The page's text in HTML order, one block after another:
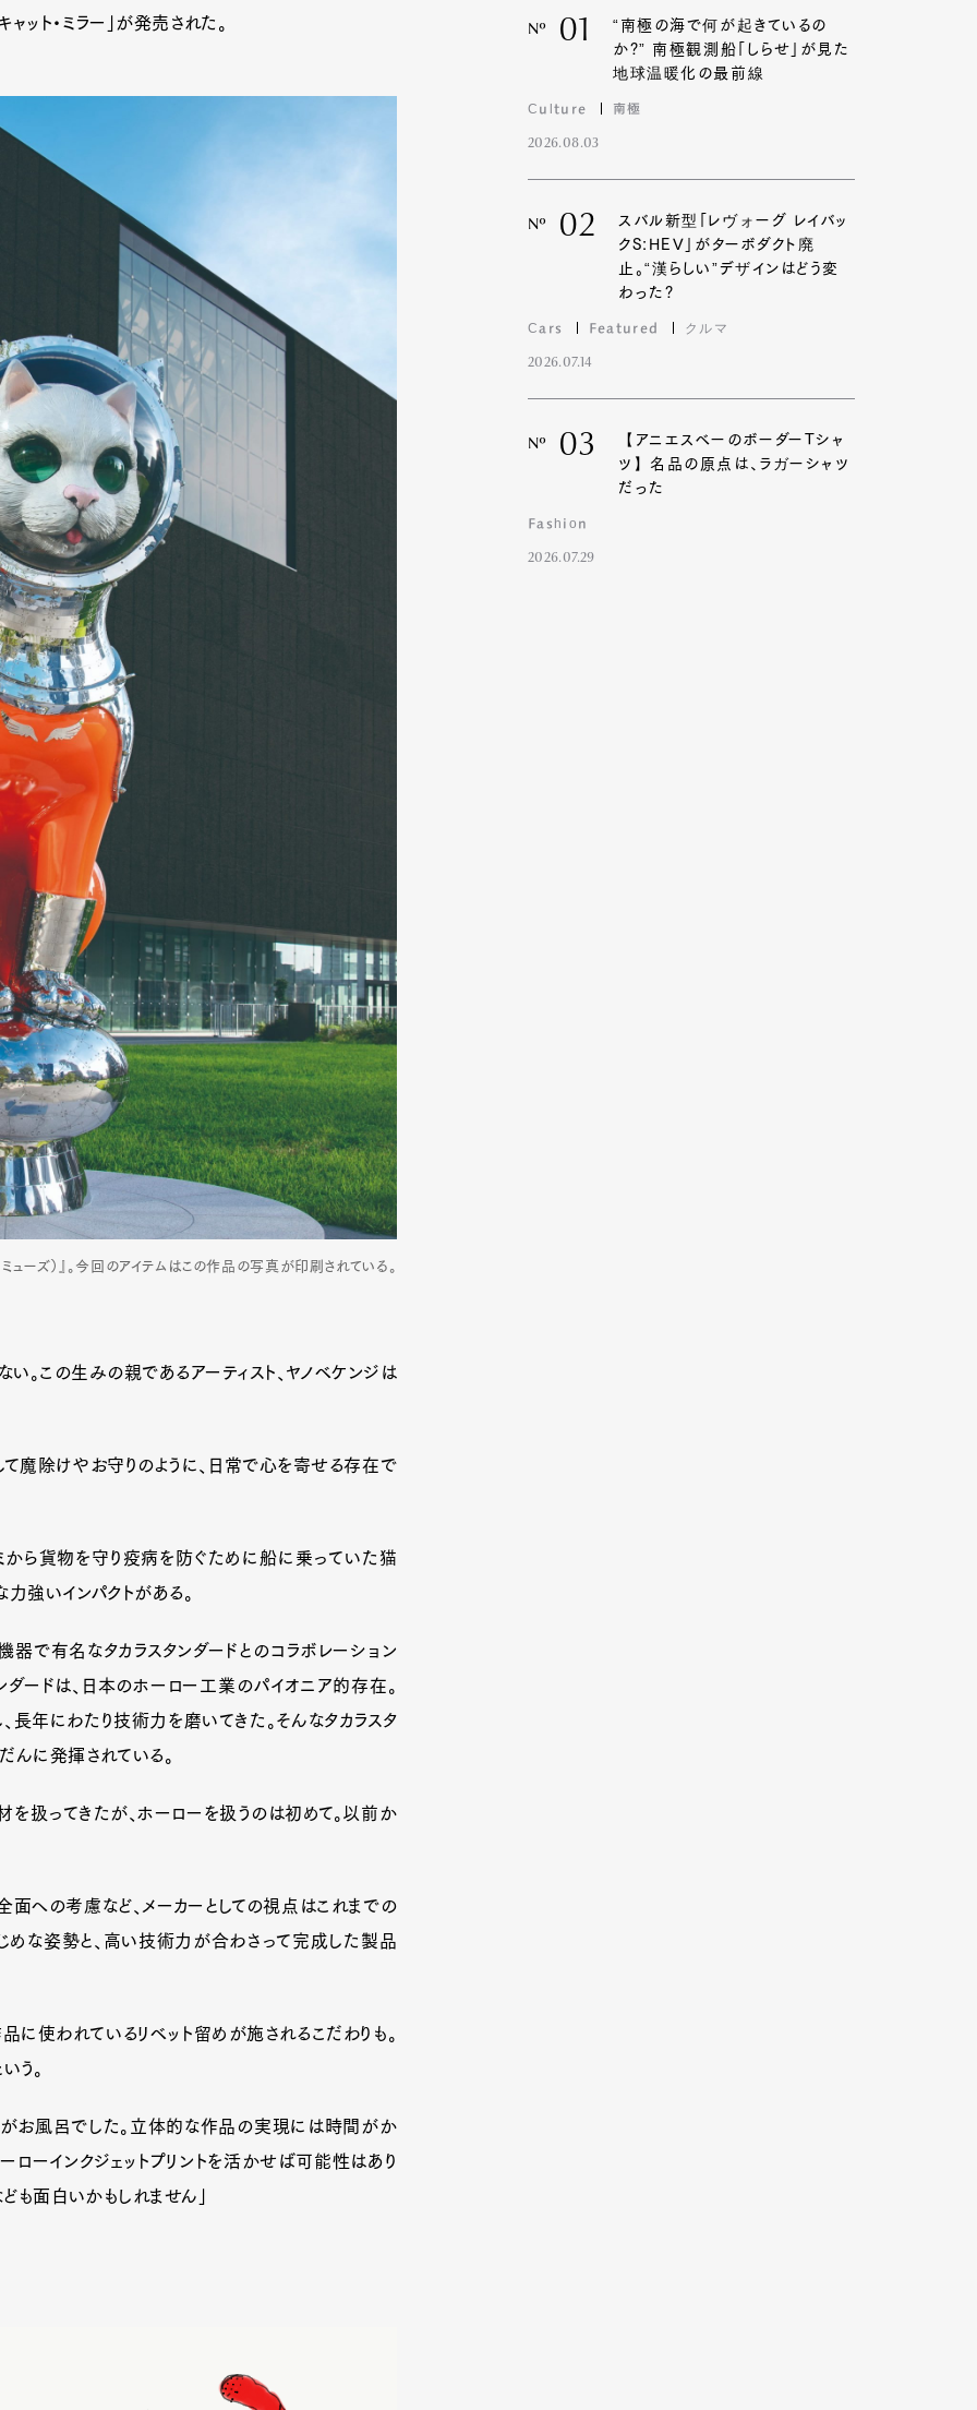
Art&Design
Lifestyle
Magazine Official Columnist
Pen international Pen tw
ット・ミラー」が発売された。
ューズ）』。今回のアイテムはこの作品の写真が印刷されている。
。この生みの親であるアーティスト、ヤノベケンジは
て魔除けやお守りのように、日常で心を寄せる存在で
から貨物を守り疫病を防ぐために船に乗っていた猫
強いインパクトがある。
器で有名なタカラスタンダードとのコラボレーション
ードは、日本のホーロー工業のパイオニア的存在。
長年にわたり技術力を磨いてきた。そんなタカラスタ
んに発揮されている。
を扱ってきたが、ホーローを扱うのは初めて。以前か
面への考慮など、メーカーとしての視点はこれまでの
めな姿勢と、高い技術力が合わさって完成した製品
品に使われているリベット留めが施されるこだわりも。
う。
お風呂でした。立体的な作品の実現には時間がか
ローインクジェットプリントを活かせば可能性はあり
も面白いかもしれません」
Nº 01
“南極の海で何が起きているの
か?” 南極観測船「しらせ」が見た
地球温暖化の最前線
Culture 南極
2026.08.03
Nº 02
スバル新型「レヴォーグ レイバッ
クS:HEV」がターボダクト廃
止。“漢らしい”デザインはどう変
わった?
Cars Featured クルマ
2026.07.14
Nº 03
【アニエスベーのボーダーTシャ
ツ】名品の原点は、ラガーシャツ
だった
Fashion
2026.07.29